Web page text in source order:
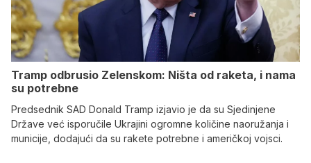
Tramp odbrusio Zelenskom: Ništa od raketa, i nama
su potrebne
Predsednik SAD Donald Tramp izjavio je da su Sjedinjene
Države već isporučile Ukrajini ogromne količine naoružanja i
municije, dodajući da su rakete potrebne i američkoj vojsci.